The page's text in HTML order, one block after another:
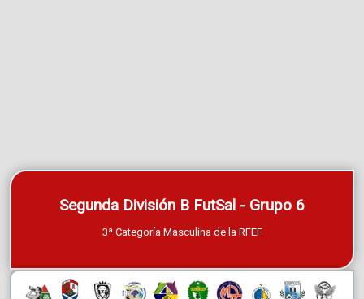
Segunda División B FutSal - Grupo 6
3ª Categoría Masculina de la RFEF